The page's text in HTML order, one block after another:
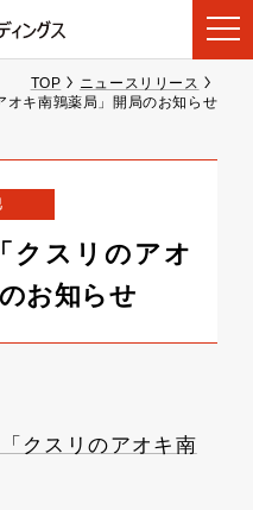
TOP
ニュースリリース
オキ南鶉薬局」開局のお知らせ
クスリのアオ
お知らせ
クスリのアオキ南